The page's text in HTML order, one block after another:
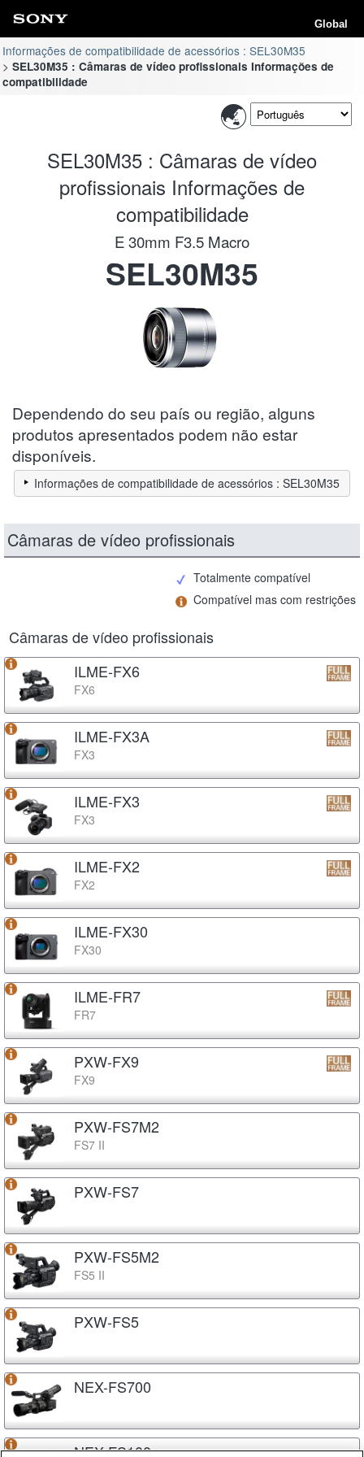
Global
Informações de compatibilidade de acessórios : SEL30M35
SEL30M35 : Câmaras de vídeo profissionais Informações de
compatibilidade
SEL30M35 : Câmaras de vídeo
profissionais Informações de
compatibilidade
E 30mm F3.5 Macro
SEL30M35
Dependendo do seu país ou região, alguns
produtos apresentados podem não estar
disponíveis.
Informações de compatibilidade de acessórios : SEL30M35
Câmaras de vídeo profissionais
Totalmente compatível
Compatível mas com restrições
Câmaras de vídeo profissionais
ILME-FX6
FX6
ILME-FX3A
FX3
ILME-FX3
FX3
ILME-FX2
FX2
ILME-FX30
FX30
ILME-FR7
FR7
PXW-FX9
FX9
PXW-FS7M2
FS7 II
PXW-FS7
PXW-FS5M2
FS5 II
PXW-FS5
NEX-FS700
NEX-FS100